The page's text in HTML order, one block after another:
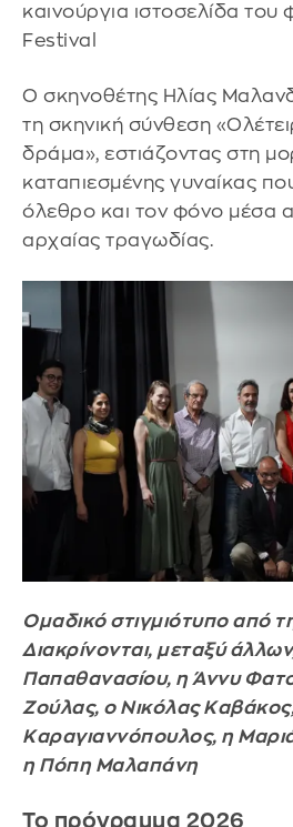
καινούργια ιστοσελίδα του
Festival
Ο σκηνοθέτης Ηλίας
τη σκηνική σύνθεση
δράμα», εστιάζοντας στη
καταπιεσμένης γυναίκας
όλεθρο και τον φόνο μέσα
αρχαίας τραγωδίας.
Ομαδικό στιγμιότυπο από
Διακρίνονται, μεταξύ
Παπαθανασίου, η Άννυ
Ζούλας, ο Νικόλας
Καραγιαννόπουλος, η
η Πόπη Μαλαπάνη
Το πρόγραμμα 2026